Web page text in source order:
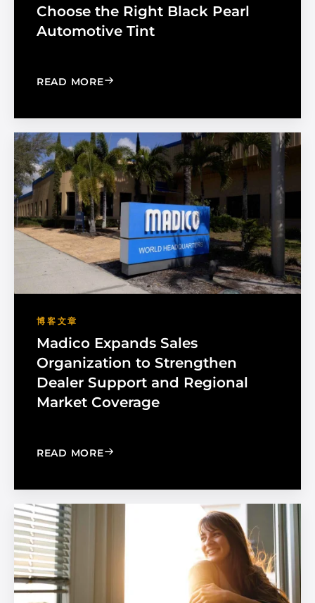
Choose the Right Black Pearl
Automotive Tint
READ MORE: CHOOSE THE RIGHT BLACK PEARL
博客文章
Madico Expands Sales
Organization to Strengthen
Dealer Support and Regional
Market Coverage
READ MORE: MADICO EXPANDS SALES